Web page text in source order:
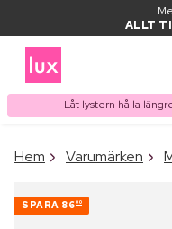
ALLT
Låt lystern hålla
Hem Varumärken
SPARA 8600